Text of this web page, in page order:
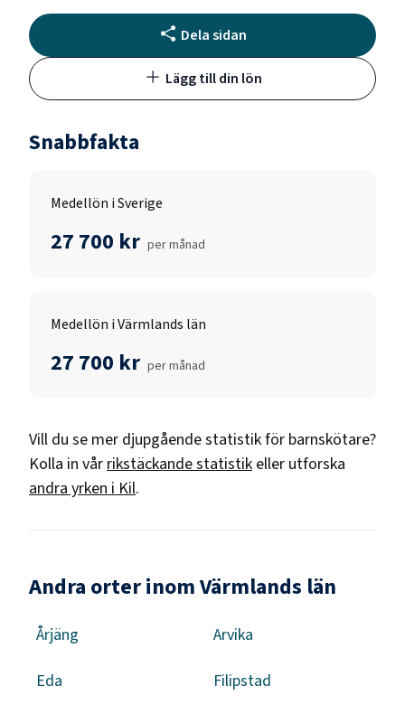
Dela sidan
Lägg till din lön
Snabbfakta
Medellön i Sverige
27 700 kr per månad
Medellön i Värmlands län
27 700 kr per månad
Vill du se mer djupgående statistik för barnskötare?
Kolla in vår rikstäckande statistik eller utforska
andra yrken i Kil.
Andra orter inom Värmlands län
Årjäng Arvika
Eda Filipstad